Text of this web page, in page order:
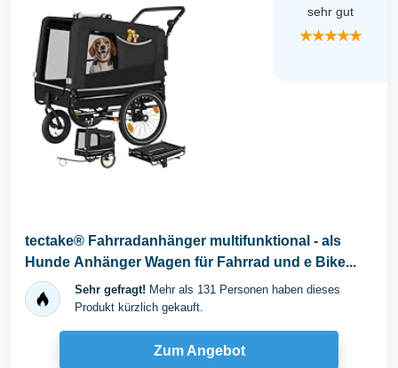
sehr gut
★★★★★
tectake® Fahrradanhänger multifunktional - als
Hunde Anhänger Wagen für Fahrrad und e Bike...
Sehr gefragt! Mehr als 131 Personen haben dieses
Produkt kürzlich gekauft.
Zum Angebot